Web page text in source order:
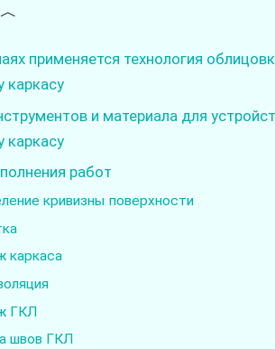
применяется технология
каркасу
и материала для
каркасу
работ
кривизны поверхности
каркаса
ГКЛ
швов ГКЛ